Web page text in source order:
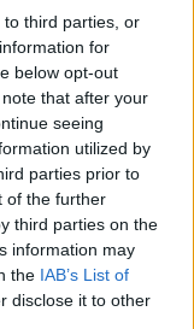
third parties, or
for
below opt-out
that after your
seeing
utilized by
parties prior to
of the further
third parties on the
information may
the IAB’s List of
disclose it to other
fellépett
a
2016-ban
Artisjus díjat
teltházas